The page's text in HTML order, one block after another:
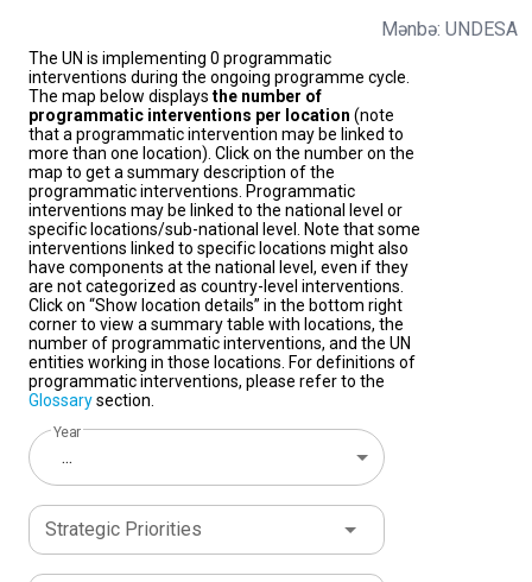
Mənbə: UNDESA
The UN is implementing 0 programmatic
interventions during the ongoing programme cycle.
The map below displays the number of
programmatic interventions per location (note
that a programmatic intervention may be linked to
more than one location). Click on the number on the
map to get a summary description of the
programmatic interventions. Programmatic
interventions may be linked to the national level or
specific locations/sub-national level. Note that some
interventions linked to specific locations might also
have components at the national level, even if they
are not categorized as country-level interventions.
Click on “Show location details” in the bottom right
corner to view a summary table with locations, the
number of programmatic interventions, and the UN
entities working in those locations. For definitions of
programmatic interventions, please refer to the
Glossarysection.
Year
...
Strategic Priorities